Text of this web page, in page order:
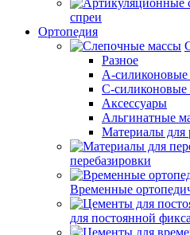
спреи
Ортопедия
Разное
А-
С-силиконовые
Аксессуары
Альгинатные
Материалы для
перебазировки
Временные
для постоянной